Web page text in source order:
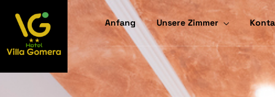
Anfang Unsere Zimmer